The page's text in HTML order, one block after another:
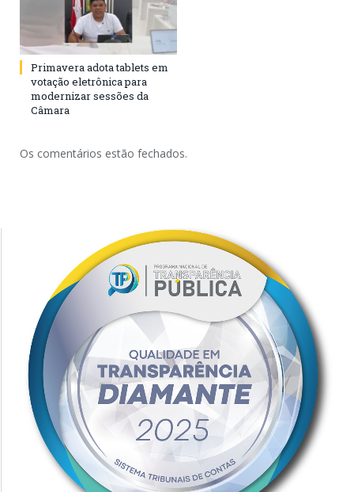
Primavera adota tablets em
votação eletrônica para
modernizar sessões da
Câmara
Os comentários estão fechados.